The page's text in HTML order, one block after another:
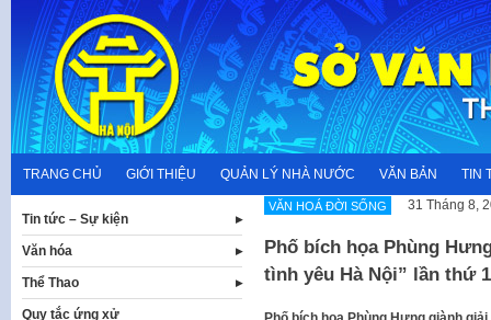
content
TRANG CHỦ GIỚI THIỆU QUẢN LÝ NHÀ NƯỚC VĂN BẢN TIN
VĂN HOÁ ĐỜI SỐNG 31 Tháng 8,
Phố bích họa Phùng
tình yêu Hà Nội” lần thứ
Tin tức – Sự kiện
Văn hóa
Thể Thao
Quy tắc ứng xử